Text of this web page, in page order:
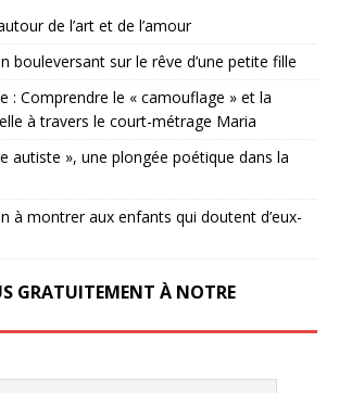
de l’art et de l’amour
bouleversant sur le rêve d’une petite fille
: Comprendre le « camouflage » et la
à travers le court-métrage Maria
autiste », une plongée poétique dans la
à montrer aux enfants qui doutent d’eux-
GRATUITEMENT À NOTRE